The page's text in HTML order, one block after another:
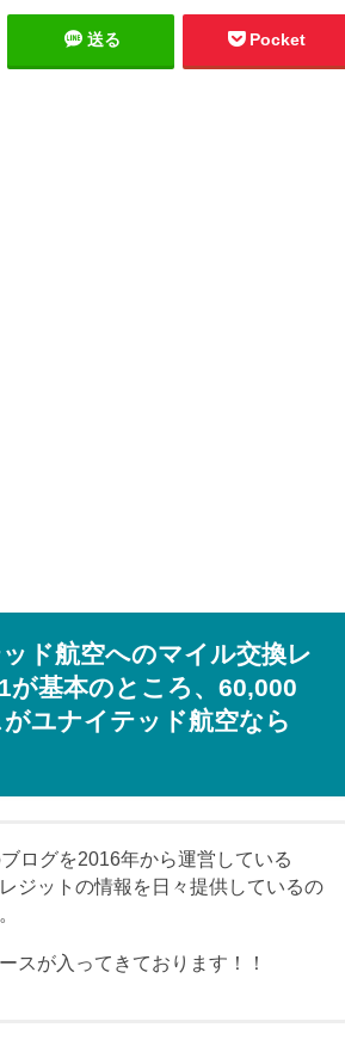
送る Pocket
ド航空へのマイル交換レ
基本のところ、60,000
ユナイテッド航空なら
ログを2016年から運営している
ジットの情報を日々提供しているの
スが入ってきております！！